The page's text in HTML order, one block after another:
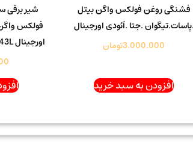
فشنگی روغن فولکس واگن بیتل
.پاسات.تیگوان .جتا .آئودی اورجینال
3.000.000تومان
افزودن به سبد خرید
شیر برقی
فولکس
اورجینال 06h115243F / 06H115243L